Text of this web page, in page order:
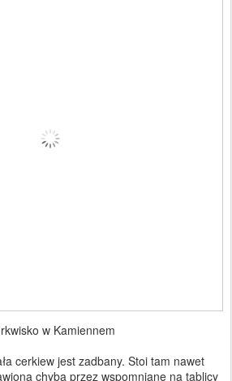
w Kamiennem
cerkiew jest zadbany. Stoi tam nawet
chyba przez wspomniane na tablicy